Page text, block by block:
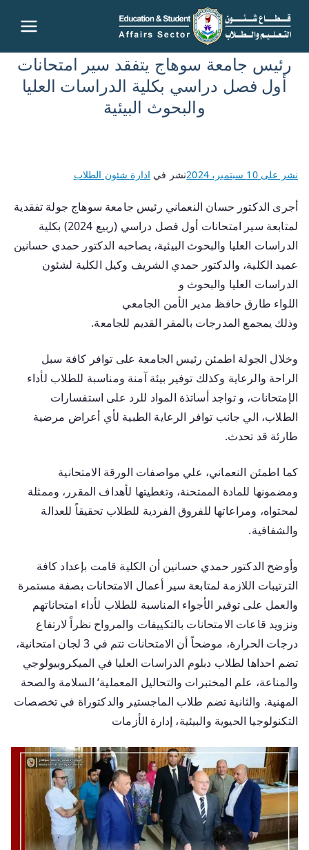
قطاع
شئون
التعليم
– جامعة
سوهاج
رئيس جامعة سوهاج يتفقد سير امتحانات
أول فصل دراسي بكلية الدراسات العليا
والبحوث البيئية
نشر على10 سبتمبر، 2024 نشر في ادارة شئون الطلاب
أجرى الدكتور حسان النعماني رئيس جامعة سوهاج جولة تفقدية
لمتابعة سير امتحانات أول فصل دراسي (ربيع 2024) بكلية
الدراسات العليا والبحوث البيئية، يصاحبه الدكتور حمدي حسانين
عميد الكلية، والدكتور حمدي الشريف وكيل الكلية لشئون
الدراسات العليا والبحوث و
اللواء طارق حافظ مدير الأمن الجامعي
وذلك يمجمع المدرجات بالمقر القديم للجامعة.
وخلال الجولة اطمئن رئيس الجامعة على توافر كافة سبل
الراحة والرعاية وكذلك توفير بيئة آمنة ومناسبة للطلاب لأداء
الإمتحانات، و تواجد أساتذة المواد للرد على استفسارات
الطلاب، الي جانب توافر الرعاية الطبية لأي أعراض مرضية
طارئة قد تحدث.
كما اطمئن النعماني، علي مواصفات الورقة الامتحانية
ومضمونها للمادة الممتحنة، وتغطيتها لأهداف المقرر، وممثلة
لمحتواه، ومراعاتها للفروق الفردية للطلاب تحقيقاً للعدالة
والشفافية.
وأوضح الدكتور حمدي حسانين أن الكلية قامت بإعداد كافة
الترتيبات اللازمة لمتابعة سير أعمال الامتحانات بصفة مستمرة
والعمل على توفير الأجواء المناسبة للطلاب لأداء امتحاناتهم
ونزويد قاعات الامتحانات بالتكييفات والمرواح نظراً لارتفاع
درجات الحرارة، موضحاً أن الامتحانات تتم في 3 لجان امتحانية،
تضم احداها لطلاب دبلوم الدراسات العليا في الميكروبيولوجي
والمناعة، علم المختبرات والتحاليل المعملية‘ السلامة والصحة
المهنية. والثانية تضم طلاب الماجستير والدكتوراة في تخصصات
التكنولوجيا الحيوية والبيئية، إدارة الأزمات